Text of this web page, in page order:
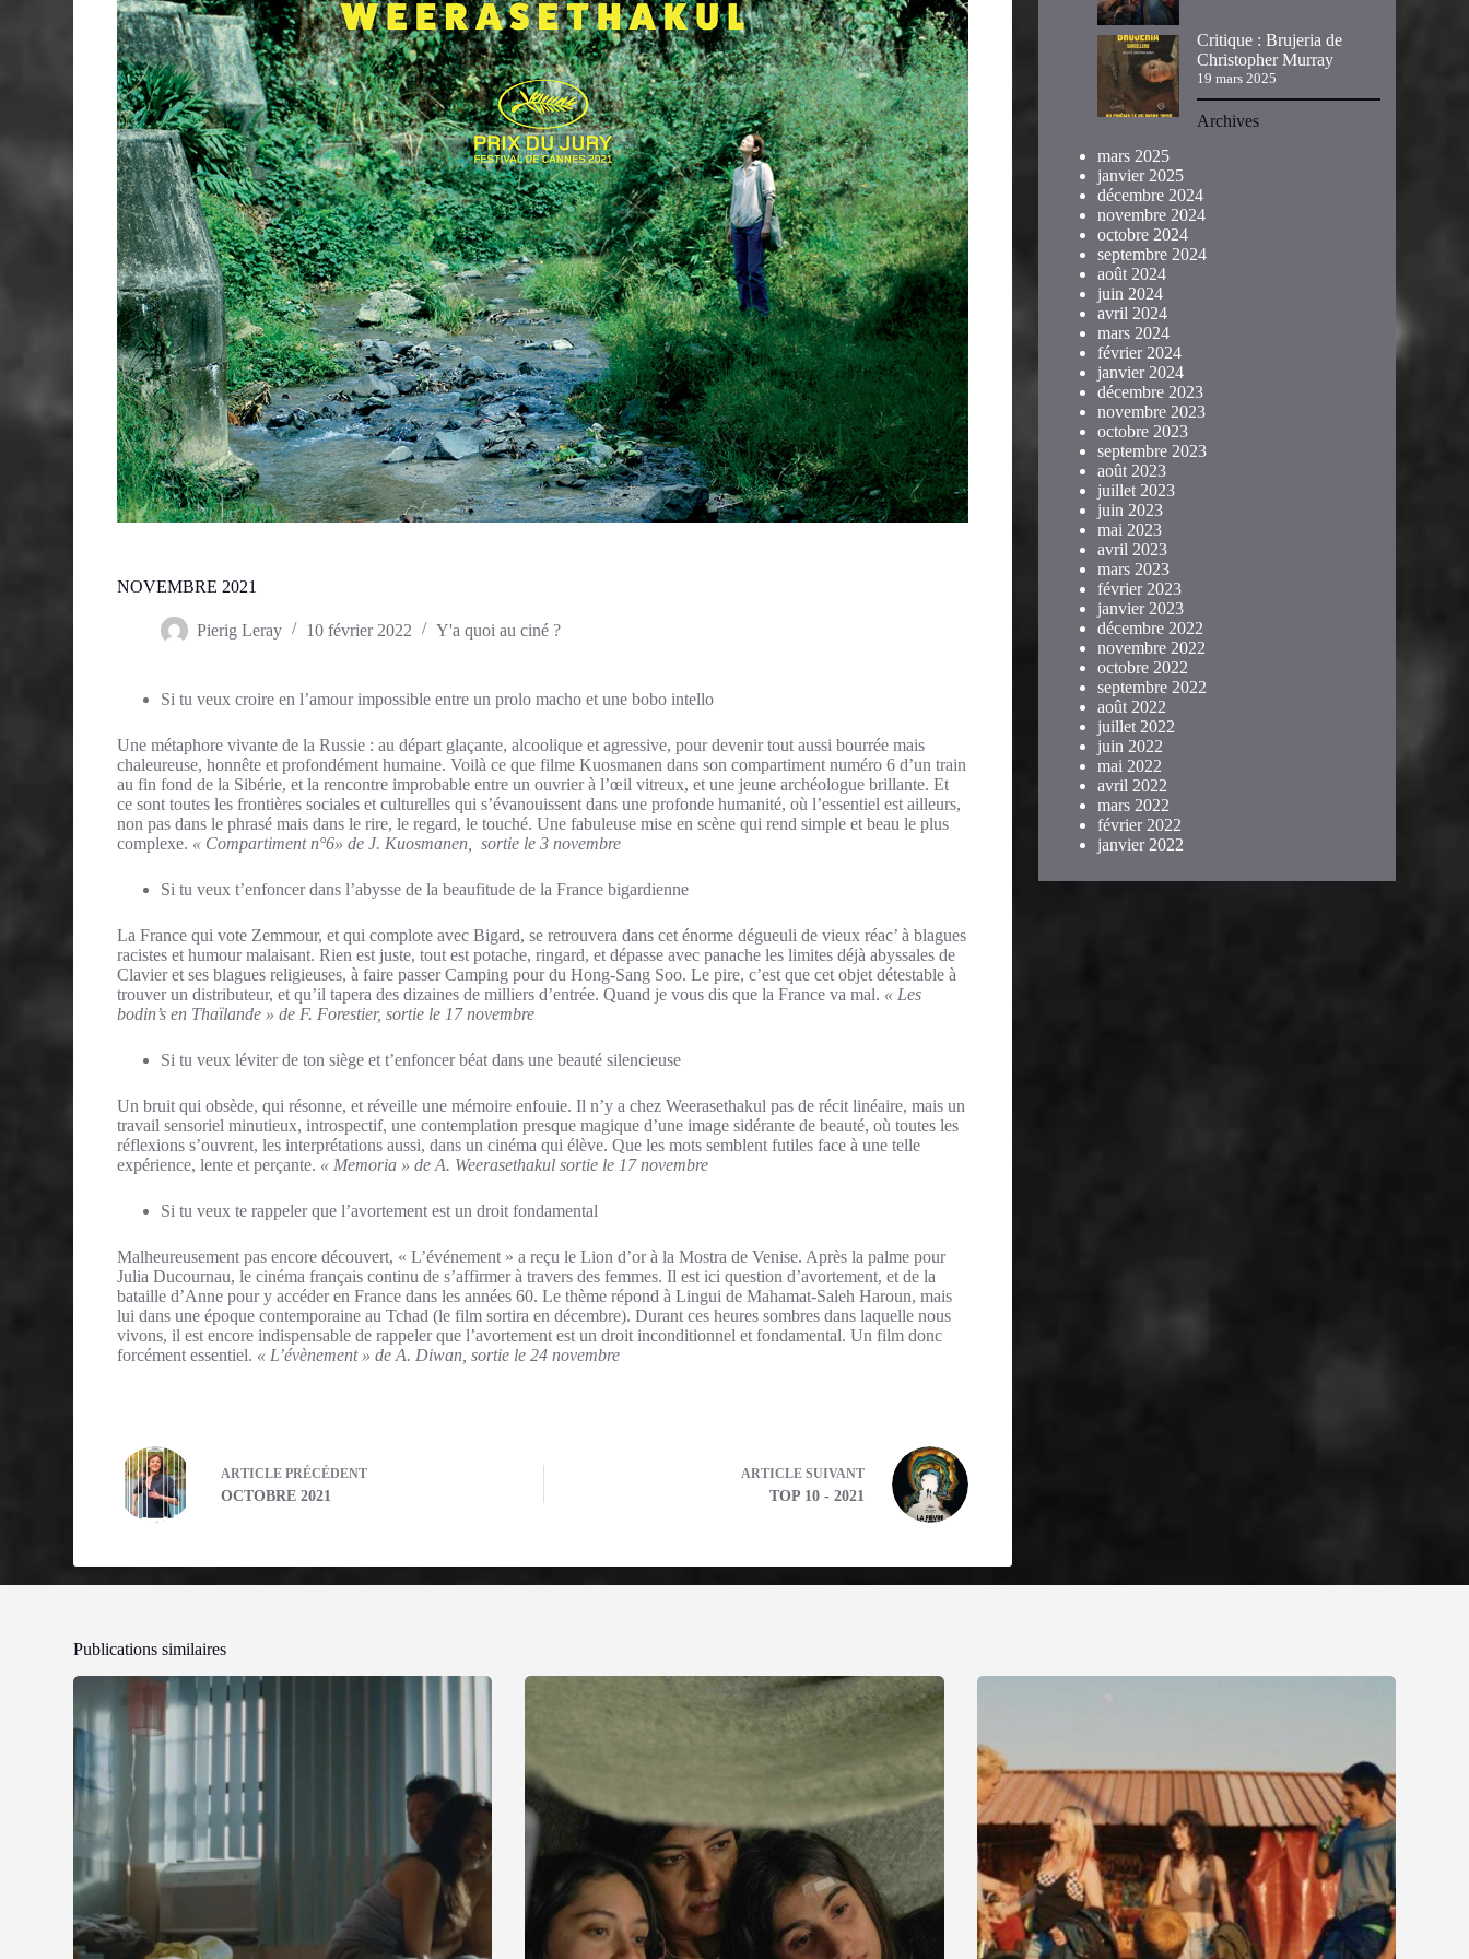
NOVEMBRE 2021
Pierig Leray 10 février 2022 Y'a quoi au ciné ?
Si tu veux croire en l’amour impossible entre un prolo macho et une bobo intello
Une métaphore vivante de la Russie : au départ glaçante, alcoolique et agressive, pour devenir tout aussi bourrée mais
chaleureuse, honnête et profondément humaine. Voilà ce que filme Kuosmanen dans son compartiment numéro 6 d’un train
au fin fond de la Sibérie, et la rencontre improbable entre un ouvrier à l’œil vitreux, et une jeune archéologue brillante. Et
ce sont toutes les frontières sociales et culturelles qui s’évanouissent dans une profonde humanité, où l’essentiel est ailleurs,
non pas dans le phrasé mais dans le rire, le regard, le touché. Une fabuleuse mise en scène qui rend simple et beau le plus
complexe. « Compartiment n°6» de J. Kuosmanen, sortie le 3 novembre
Si tu veux t’enfoncer dans l’abysse de la beaufitude de la France bigardienne
La France qui vote Zemmour, et qui complote avec Bigard, se retrouvera dans cet énorme dégueuli de vieux réac’ à blagues
racistes et humour malaisant. Rien est juste, tout est potache, ringard, et dépasse avec panache les limites déjà abyssales de
Clavier et ses blagues religieuses, à faire passer Camping pour du Hong-Sang Soo. Le pire, c’est que cet objet détestable à
trouver un distributeur, et qu’il tapera des dizaines de milliers d’entrée. Quand je vous dis que la France va mal. « Les
bodin’s en Thaïlande » de F. Forestier, sortie le 17 novembre
Si tu veux léviter de ton siège et t’enfoncer béat dans une beauté silencieuse
Un bruit qui obsède, qui résonne, et réveille une mémoire enfouie. Il n’y a chez Weerasethakul pas de récit linéaire, mais un
travail sensoriel minutieux, introspectif, une contemplation presque magique d’une image sidérante de beauté, où toutes les
réflexions s’ouvrent, les interprétations aussi, dans un cinéma qui élève. Que les mots semblent futiles face à une telle
expérience, lente et perçante. « Memoria » de A. Weerasethakul sortie le 17 novembre
Si tu veux te rappeler que l’avortement est un droit fondamental
Malheureusement pas encore découvert, « L’événement » a reçu le Lion d’or à la Mostra de Venise. Après la palme pour
Julia Ducournau, le cinéma français continu de s’affirmer à travers des femmes. Il est ici question d’avortement, et de la
bataille d’Anne pour y accéder en France dans les années 60. Le thème répond à Lingui de Mahamat-Saleh Haroun, mais
lui dans une époque contemporaine au Tchad (le film sortira en décembre). Durant ces heures sombres dans laquelle nous
vivons, il est encore indispensable de rappeler que l’avortement est un droit inconditionnel et fondamental. Un film donc
forcément essentiel. « L’évènement » de A. Diwan, sortie le 24 novembre
ARTICLE PRÉCÉDENT
OCTOBRE 2021
ARTICLE SUIVANT
TOP 10 - 2021
Critique : Brujeria de
Christopher Murray
19 mars 2025
Archives
mars 2025
janvier 2025
décembre 2024
novembre 2024
octobre 2024
septembre 2024
août 2024
juin 2024
avril 2024
mars 2024
février 2024
janvier 2024
décembre 2023
novembre 2023
octobre 2023
septembre 2023
août 2023
juillet 2023
juin 2023
mai 2023
avril 2023
mars 2023
février 2023
janvier 2023
décembre 2022
novembre 2022
octobre 2022
septembre 2022
août 2022
juillet 2022
juin 2022
mai 2022
avril 2022
mars 2022
février 2022
janvier 2022
Publications similaires